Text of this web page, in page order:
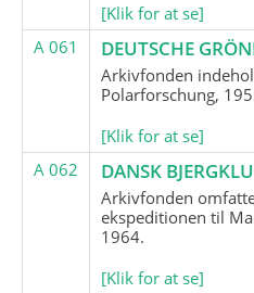
[Klik for at se]
A 061
DEUTSCHE
Arkivfonden
Polarforschung,
[Klik for at se]
A 062
DANSK
Arkivfonden
ekspeditionen til
1964.
[Klik for at se]